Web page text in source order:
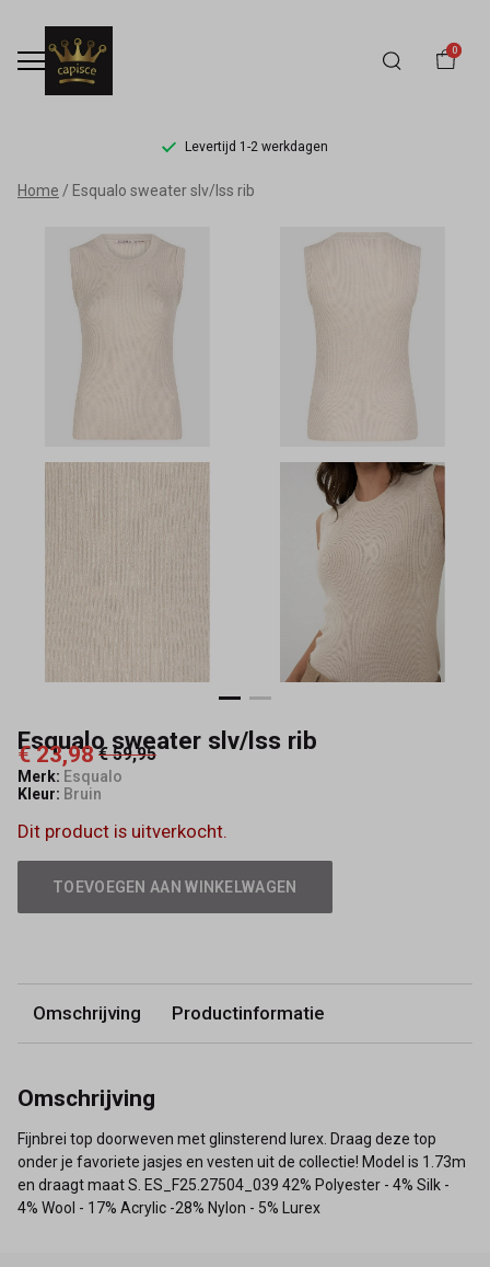
0
Levertijd 1-2 werkdagen
Esqualo
sweater
slv/lss
Capisce
Mode
Home Esqualo sweater slv/lss rib
Esqualo sweater slv/lss rib
€ 23,98 € 59,95
Merk: Esqualo
Kleur: Bruin
Dit product is uitverkocht.
TOEVOEGEN AAN WINKELWAGEN
Omschrijving Productinformatie
Omschrijving
Fijnbrei top doorweven met glinsterend lurex. Draag deze top
onder je favoriete jasjes en vesten uit de collectie! Model is 1.73m
en draagt maat S. ES_F25.27504_039 42% Polyester - 4% Silk -
4% Wool - 17% Acrylic -28% Nylon - 5% Lurex